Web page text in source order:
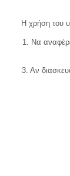
Η χρήση του
1. Να
3. Αν